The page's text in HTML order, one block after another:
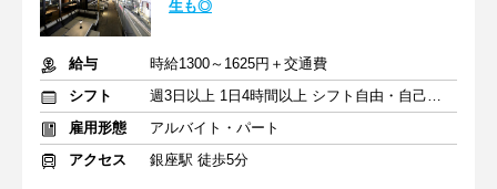
生も◎
給与
時給1300～1625円＋交通費
シフト
週3日以上 1日4時間以上 シフト自由・自己申告
雇用形態
アルバイト・パート
アクセス
銀座駅 徒歩5分